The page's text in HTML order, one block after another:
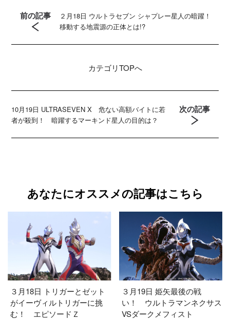
前の記事
２月18日 ウルトラセブン シャプレー星人の暗躍！
移動する地震源の正体とは!?
カテゴリTOPへ
10月19日 ULTRASEVEN X 危ない高額バイトに若
者が殺到！ 暗躍するマーキンド星人の目的は？
次の記事
あなたにオススメの記事はこちら
３月18日 トリガーとゼット
がイーヴィルトリガーに挑
む！ エピソードＺ
３月19日 姫矢最後の戦
い！ ウルトラマンネクサス
VSダークメフィスト